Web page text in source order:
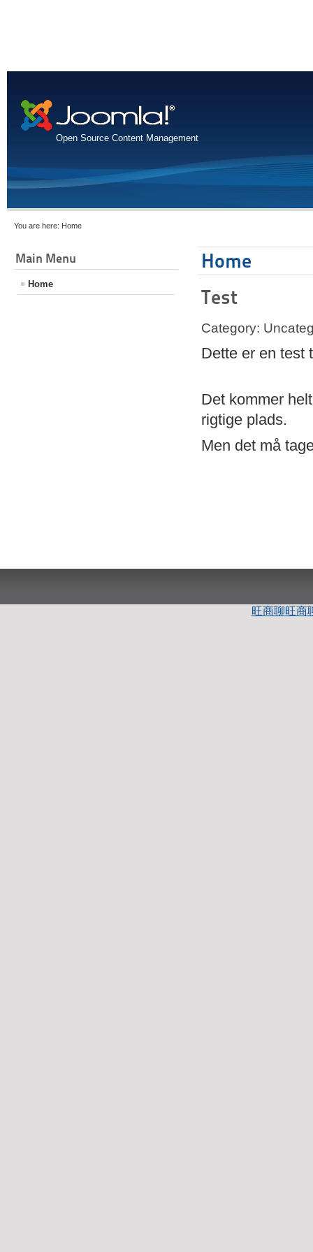
Open Source Content Management
You are here: Home
Main Menu
Home
Home
Test
Category:
Dette er en test
Det kommer
rigtige plads.
Men det må
旺商聊旺商